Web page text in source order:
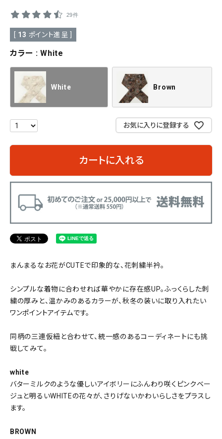
29件
13 ポイント進呈 ]
カラー White
White Brown
お気に入りに登録する
カートに入れる
まんまるなお花がCUTEで印象的な、花刺繍半衿。
シンプルな着物に合わせれば華やかに存在感UP。ふっくらした刺
繍の厚みと、温かみのあるカラーが、秋冬の装いに取り入れたい
ワンポイントアイテムです。
同柄の三連仮紐と合わせて、統一感のあるコーディネートにも挑
戦してみて。
white
バターミルクのような優しいアイボリーにふんわり咲くピンクベー
ジュと明るいWHITEの花々が、さりげないかわいらしさをプラスし
ます。
BROWN